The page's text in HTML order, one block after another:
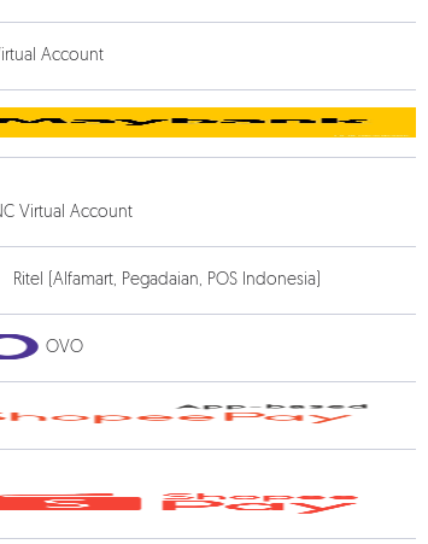
Account
Virtual Account
Ritel (Alfamart, Pegadaian, POS Indonesia)
OVO